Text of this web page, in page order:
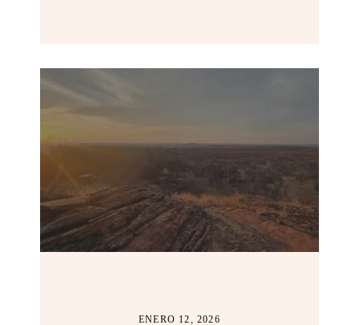
ENERO 12, 2026